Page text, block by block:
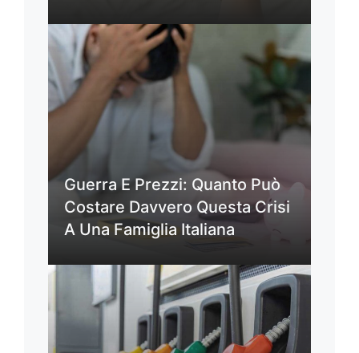
Guerra E Prezzi: Quanto Può
Costare Davvero Questa Crisi
A Una Famiglia Italiana